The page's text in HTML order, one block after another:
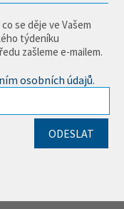
se děje ve Vašem
týdeníku
zašleme e-mailem.
osobních údajů.